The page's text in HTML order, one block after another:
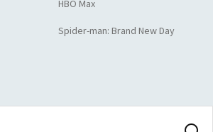
HBO Max
Spider-man: Brand New Day